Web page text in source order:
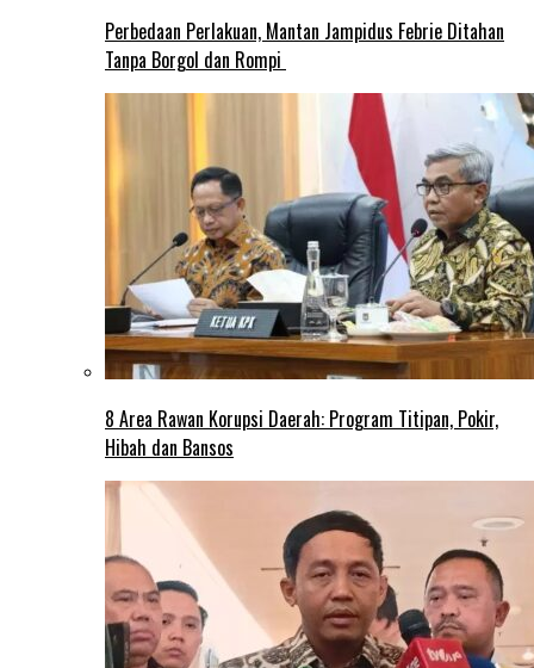
Perbedaan Perlakuan, Mantan Jampidus Febrie Ditahan
Tanpa Borgol dan Rompi
8 Area Rawan Korupsi Daerah: Program Titipan, Pokir,
Hibah dan Bansos